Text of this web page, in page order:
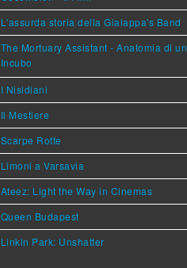
L'assurda storia della Gialappa's Band
The Mortuary Assistant - Anatomia di un
Incubo
I Nisidiani
Il Mestiere
Scarpe Rotte
Limoni a Varsavia
Ateez: Light the Way in Cinemas
Queen Budapest
Linkin Park: Unshatter